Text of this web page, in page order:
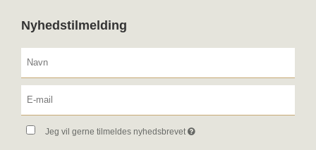
Nyhedstilmelding
Jeg vil gerne tilmeldes nyhedsbrevet